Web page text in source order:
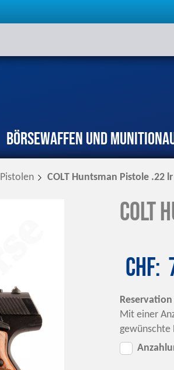
BörseWaffen und Munition
Pistolen COLT Huntsman Pistole .22 lr
CHF
Reservation
Mit einer
gewünschte